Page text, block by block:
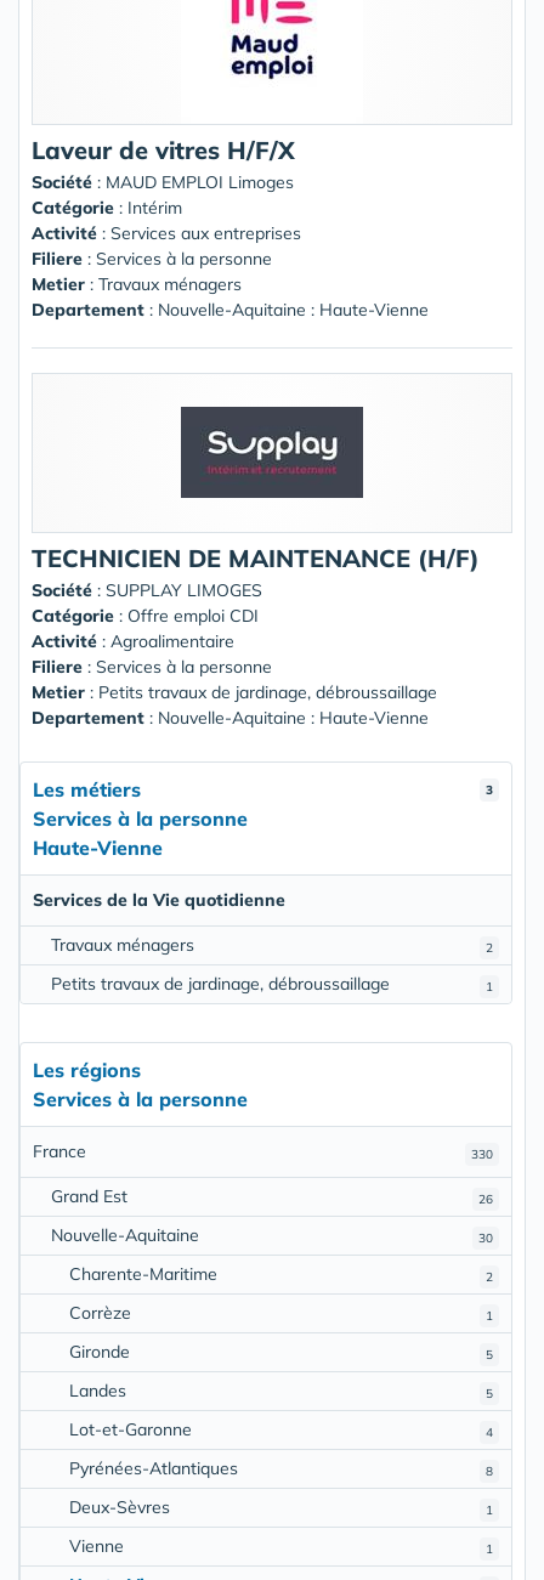
Laveur de vitres H/F/X
Société : MAUD EMPLOI Limoges
Catégorie : Intérim
Activité : Services aux entreprises
Filiere : Services à la personne
Metier : Travaux ménagers
Departement : Nouvelle-Aquitaine : Haute-Vienne
TECHNICIEN DE MAINTENANCE (H/F)
Société : SUPPLAY LIMOGES
Catégorie : Offre emploi CDI
Activité : Agroalimentaire
Filiere : Services à la personne
Metier : Petits travaux de jardinage, débroussaillage
Departement : Nouvelle-Aquitaine : Haute-Vienne
3
Les métiers
Services à la personne
Haute-Vienne
Services de la Vie quotidienne
2
Travaux ménagers
1
Petits travaux de jardinage, débroussaillage
Les régions
Services à la personne
330
France
26
Grand Est
30
Nouvelle-Aquitaine
2
Charente-Maritime
1
Corrèze
5
Gironde
5
Landes
4
Lot-et-Garonne
8
Pyrénées-Atlantiques
1
Deux-Sèvres
1
Vienne